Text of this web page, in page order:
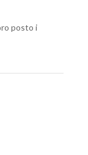
posto i